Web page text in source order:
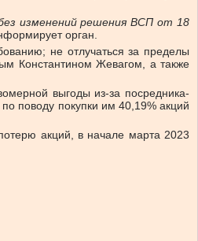
изменений решения ВСП от 18
орган.
не отлучаться за пределы
Константином Жевагом, а также
выгоды из-за посредника-
поводу покупки им 40,19% акций
акций, в начале марта 2023